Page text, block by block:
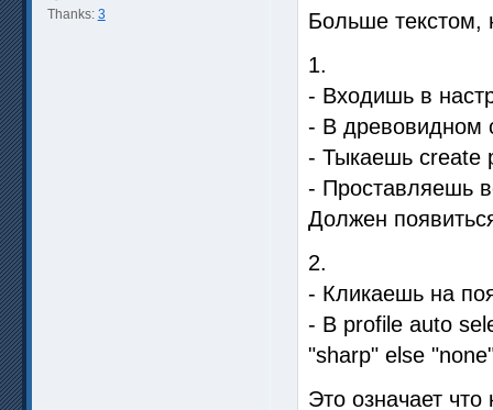
Thanks: 3
Больше текстом,
1.
- Входишь в
- В древовидном
- Тыкаешь create
- Проставляешь
Должен
2.
- Кликаешь на
- В profile auto
"sharp" else
Это означает